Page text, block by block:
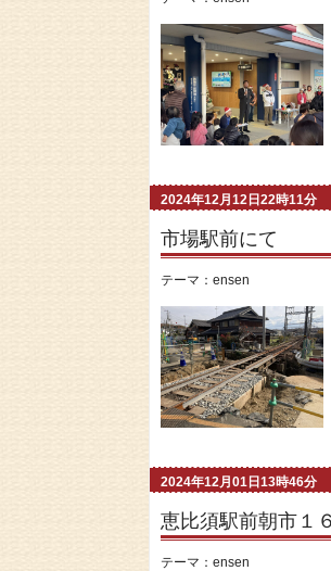
2024年12月12日22時11分
市場駅前にて
テーマ： ensen
2024年12月01日13時46分
恵比須駅前朝市１
テーマ： ensen